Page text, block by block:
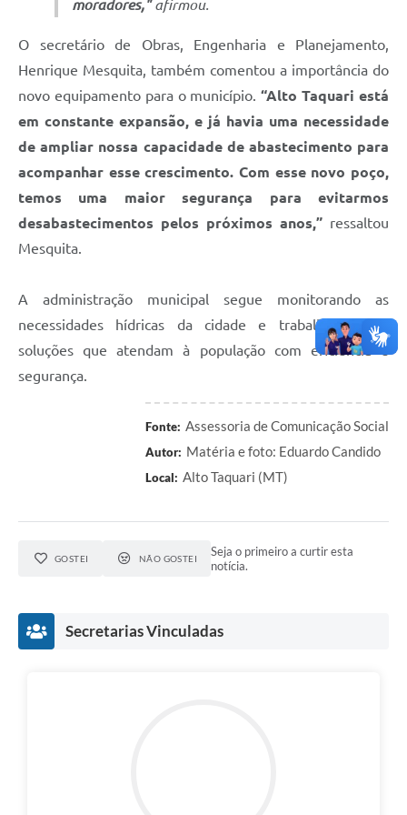
moradores,"afirmou.
O secretário de Obras, Engenharia e Planejamento,
Henrique Mesquita, também comentou a importância do
novo equipamento para o município. “Alto Taquari está
em constante expansão, e já havia uma necessidade
de ampliar nossa capacidade de abastecimento para
acompanhar esse crescimento. Com esse novo poço,
temos uma maior segurança para evitarmos
desabastecimentos pelos próximos anos,” ressaltou
Mesquita.
A administração municipal segue monitorando as
necessidades hídricas da cidade e trabalhando em
soluções que atendam à população com eficiência e
segurança.
Fonte: Assessoria de Comunicação Social
Autor: Matéria e foto: Eduardo Candido
Local: Alto Taquari (MT)
GOSTEI NÃO GOSTEI
Seja o primeiro a curtir esta
notícia.
Secretarias Vinculadas